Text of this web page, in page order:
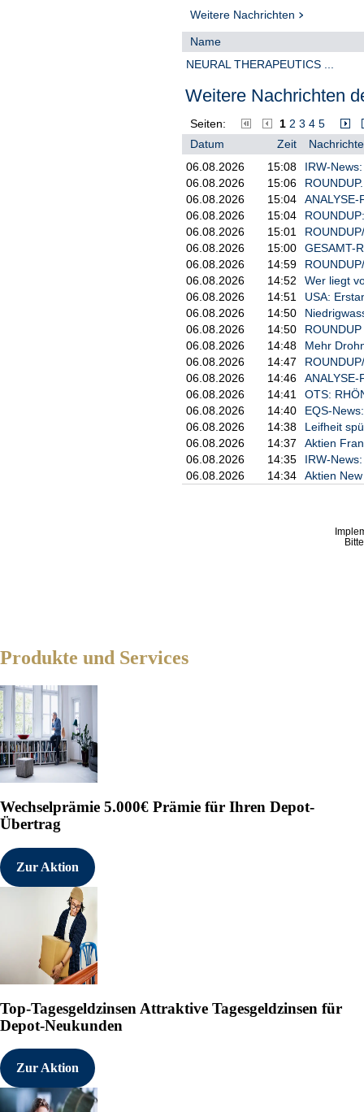
urbanen Zentren.
Zusätzlich zu neuen
Standorten abgeschlossen:
Freising, Bayern. Diese
verbessern, das
gesamten
nachstehend enthalten.
https://www.irw-
press.at/prcom/images/
Eröffnung nach Umzug
https://www.irw-
press.at/prcom/images/
Eröffnung nach Komplettumbau
Neural ist der Ansicht, dass die
strategische Begründung für
von Hanf.com liefert, seine
Über Neural Therapeutics Inc.
Neural Therapeutics ist ein
Wirkstoffforschung mit Fokus
Erkrankungen im
Opioidabhängigkeit. Die
Verwendung subhalluzinogener
zu verbessern und gleichzeitig
Am 26. Mai 2025 schloss Neural
Holdings Inc., einem führenden
Hanf.com tätig ist. Gemäß
bis zu 100 % von CWE
erweitern und gleichzeitig den
Am 12. August 2025 schlossen
Neural eine Beteiligung von
Diese Pressemitteilung enthält
Wertpapiergesetze. Zu den
vertretbaren Bedingungen, der
Weitere Nachrichten
Name
NEURAL THERAPEUTICS ...
Weitere Nachrichten
Seiten: 1 2 3 4 5
Datum
Zeit
06.08.2026
15:08
IRW-
06.08.2026
15:06
06.08.2026
15:04
06.08.2026
15:04
06.08.2026
15:01
06.08.2026
15:00
GESAMT-
06.08.2026
14:59
06.08.2026
14:52
Wer liegt
06.08.2026
14:51
USA:
06.08.2026
14:50
06.08.2026
14:50
06.08.2026
14:48
Mehr
06.08.2026
14:47
06.08.2026
14:46
06.08.2026
14:41
OTS:
06.08.2026
14:40
EQS-
06.08.2026
14:38
Leifheit
06.08.2026
14:37
Aktien
06.08.2026
14:35
IRW-
06.08.2026
14:34 Aktien
Produkte und Services
Wechselprämie 5.000€ Prämie für Ihren Depot-
Übertrag
Zur Aktion
Top-Tagesgeldzinsen Attraktive Tagesgeldzinsen für
Depot-Neukunden
Zur Aktion